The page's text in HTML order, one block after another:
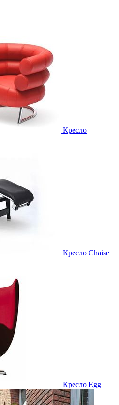
Кресло
Кресло Chaise
Кресло Egg